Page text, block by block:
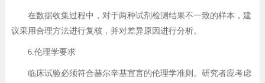
在数据收集过程中，对于两种试剂检测结果不一致的样本，建
议采用合理方法进行复核，并对差异原因进行分析。
6.伦理学要求
临床试验必须符合赫尔辛基宣言的伦理学准则。研究者应考虑